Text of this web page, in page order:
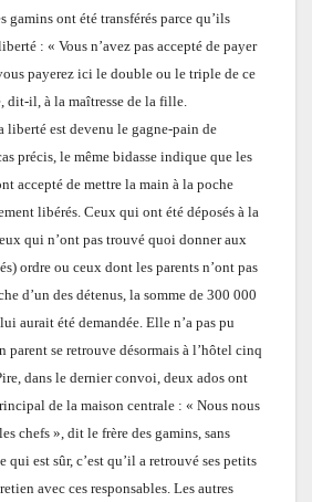
gamins ont été transférés parce qu’ils
: « Vous n’avez pas accepté de payer
payerez ici le double ou le triple de ce
dit-il, à la maîtresse de la fille.
liberté est devenu le gagne-pain de
précis, le même bidasse indique que les
accepté de mettre la main à la poche
libérés. Ceux qui ont été déposés à la
qui n’ont pas trouvé quoi donner aux
ordre ou ceux dont les parents n’ont pas
d’un des détenus, la somme de 300 000
aurait été demandée. Elle n’a pas pu
parent se retrouve désormais à l’hôtel cinq
dans le dernier convoi, deux ados ont
de la maison centrale : « Nous nous
chefs », dit le frère des gamins, sans
est sûr, c’est qu’il a retrouvé ses petits
avec ces responsables. Les autres